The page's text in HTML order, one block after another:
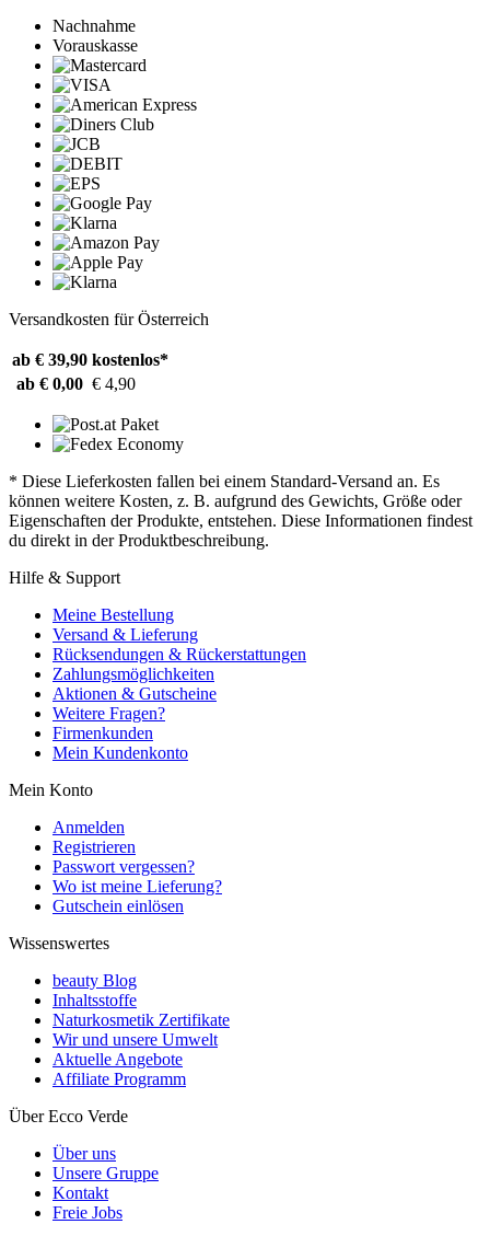
Nachnahme
Vorauskasse
Versandkosten für Österreich
ab € 39,90 kostenlos*
ab € 0,00 € 4,90
* Diese Lieferkosten fallen bei einem Standard-Versand an. Es
können weitere Kosten, z. B. aufgrund des Gewichts, Größe oder
Eigenschaften der Produkte, entstehen. Diese Informationen findest
du direkt in der Produktbeschreibung.
Hilfe & Support
Meine Bestellung
Versand & Lieferung
Rücksendungen & Rückerstattungen
Zahlungsmöglichkeiten
Aktionen & Gutscheine
Weitere Fragen?
Firmenkunden
Mein Kundenkonto
Mein Konto
Anmelden
Registrieren
Passwort vergessen?
Wo ist meine Lieferung?
Gutschein einlösen
Wissenswertes
beauty Blog
Inhaltsstoffe
Naturkosmetik Zertifikate
Wir und unsere Umwelt
Aktuelle Angebote
Affiliate Programm
Über Ecco Verde
Über uns
Unsere Gruppe
Kontakt
Freie Jobs